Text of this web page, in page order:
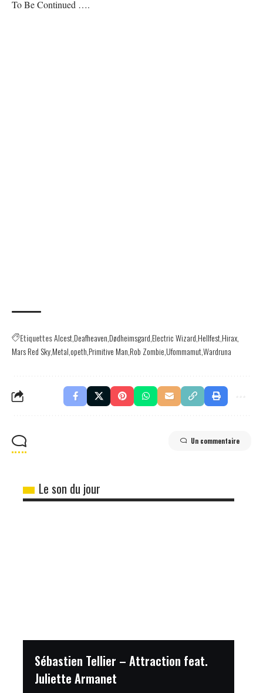
To Be Continued ….
EtiquettesAlcestDeafheavenDødheimsgardElectric WizardHellfestHirax
Mars Red SkyMetalopethPrimitive ManRob ZombieUfommamutWardruna
Un commentaire
Le son du jour
Sébastien Tellier – Attraction feat.
Juliette Armanet